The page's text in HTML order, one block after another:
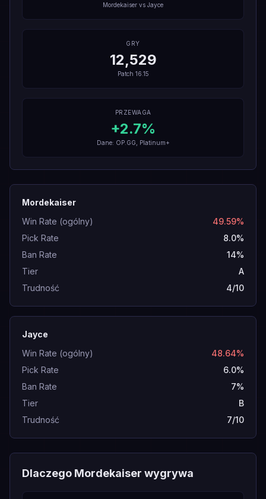
Mordekaiser vs Jayce
GRY
12,529
Patch 16.15
PRZEWAGA
+2.7%
Dane: OP.GG, Platinum+
Mordekaiser
Win Rate (ogólny)
49.59%
Pick Rate
8.0%
Ban Rate
14%
Tier
A
Trudność
4/10
Jayce
Win Rate (ogólny)
48.64%
Pick Rate
6.0%
Ban Rate
7%
Tier
B
Trudność
7/10
Dlaczego Mordekaiser wygrywa